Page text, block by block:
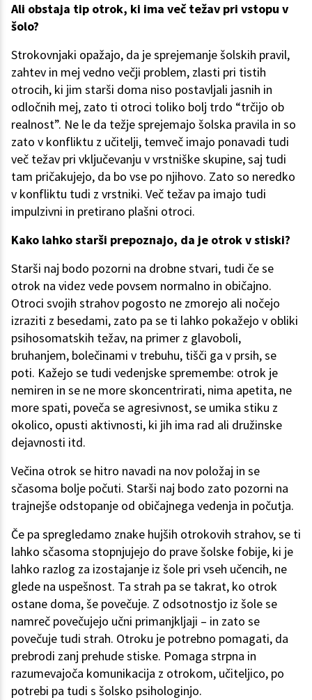
Ali obstaja tip otrok, ki ima več težav pri vstopu v
šolo?
Strokovnjaki opažajo, da je sprejemanje šolskih pravil,
zahtev in mej vedno večji problem, zlasti pri tistih
otrocih, ki jim starši doma niso postavljali jasnih in
odločnih mej, zato ti otroci toliko bolj trdo “trčijo ob
realnost”. Ne le da težje sprejemajo šolska pravila in so
zato v konfliktu z učitelji, temveč imajo ponavadi tudi
več težav pri vključevanju v vrstniške skupine, saj tudi
tam pričakujejo, da bo vse po njihovo. Zato so neredko
v konfliktu tudi z vrstniki. Več težav pa imajo tudi
impulzivni in pretirano plašni otroci.
Kako lahko starši prepoznajo, da je otrok v stiski?
Starši naj bodo pozorni na drobne stvari, tudi če se
otrok na videz vede povsem normalno in običajno.
Otroci svojih strahov pogosto ne zmorejo ali nočejo
izraziti z besedami, zato pa se ti lahko pokažejo v obliki
psihosomatskih težav, na primer z glavoboli,
bruhanjem, bolečinami v trebuhu, tišči ga v prsih, se
poti. Kažejo se tudi vedenjske spremembe: otrok je
nemiren in se ne more skoncentrirati, nima apetita, ne
more spati, poveča se agresivnost, se umika stiku z
okolico, opusti aktivnosti, ki jih ima rad ali družinske
dejavnosti itd.
Večina otrok se hitro navadi na nov položaj in se
sčasoma bolje počuti. Starši naj bodo zato pozorni na
trajnejše odstopanje od običajnega vedenja in počutja.
Če pa spregledamo znake hujših otrokovih strahov, se ti
lahko sčasoma stopnjujejo do prave šolske fobije, ki je
lahko razlog za izostajanje iz šole pri vseh učencih, ne
glede na uspešnost. Ta strah pa se takrat, ko otrok
ostane doma, še povečuje. Z odsotnostjo iz šole se
namreč povečujejo učni primanjkljaji – in zato se
povečuje tudi strah. Otroku je potrebno pomagati, da
prebrodi zanj prehude stiske. Pomaga strpna in
razumevajoča komunikacija z otrokom, učiteljico, po
potrebi pa tudi s šolsko psihologinjo.